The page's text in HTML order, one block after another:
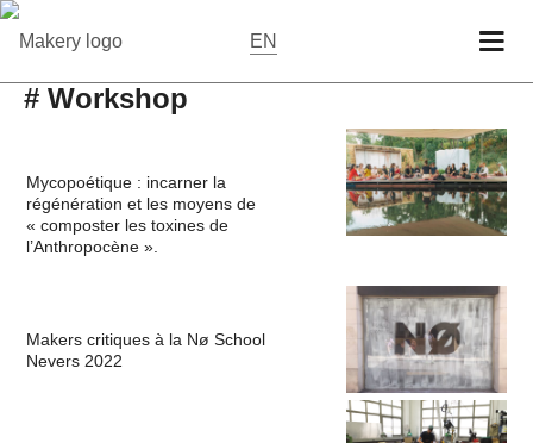
EN
# Workshop
Mycopoétique : incarner la
régénération et les moyens de
« composter les toxines de
l’Anthropocène ».
Makers critiques à la Nø School
Nevers 2022